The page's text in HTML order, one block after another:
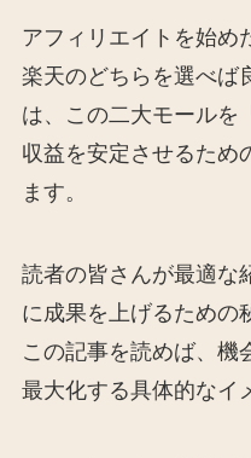
アフィリエイトを始め
楽天のどちらを選べば
は、この二大モールを
収益を安定させるため
ます。
読者の皆さんが最適な
に成果を上げるための
この記事を読めば、機
最大化する具体的なイ